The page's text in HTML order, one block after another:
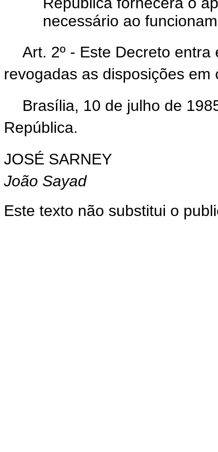
necessário ao
Art. 2º - Este Decreto
revogadas as disposições em
Brasília, 10 de julho de
República.
JOSÉ SARNEY
João Sayad
Este texto não substitui o